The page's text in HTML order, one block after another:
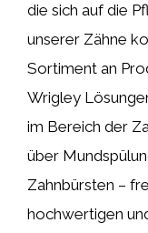
die sich auf die
unserer Zähne
Sortiment an
Wrigley
im Bereich der
über
Zahnbürsten –
hochwertigen